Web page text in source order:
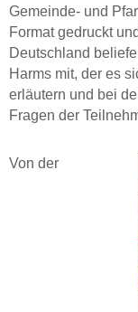
Gemeinde- und
Format gedruckt
Deutschland
Harms mit, der es
erläutern und bei
Fragen der
Von der